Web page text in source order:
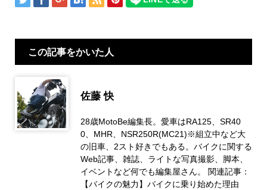
この記事をかいた人
佐藤 快
28歳MotoBe編集長。愛車はRA125、SR40
0、MHR、NSR250R(MC21)※組立中など大
の旧車、2スト好きでもある。バイクに関する
Web記事、雑誌、ライトな写真撮影、脚本、
イベントなど何でも編集屋さん。 関連記事：
【バイクの魅力】バイクに乗り始めた理由